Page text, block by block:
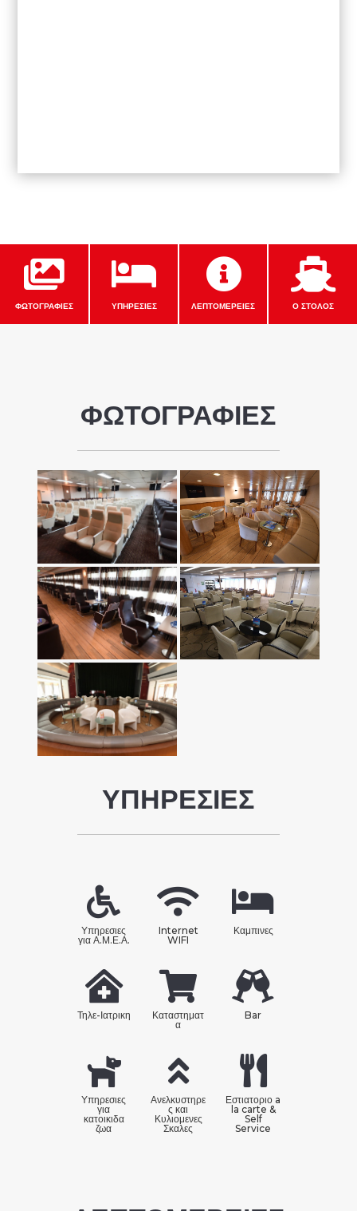

ΦΩΤΟΓΡΑΦΙΕΣ

ΥΠΗΡΕΣΙΕΣ

ΛΕΠΤΟΜΕΡΕΙΕΣ

Ο ΣΤΟΛΟΣ
ΦΩΤΟΓΡΑΦΙΕΣ
ΥΠΗΡΕΣΙΕΣ
Υπηρεσιες
για Α.Μ.Ε.Α.
Internet
WIFI
Καμπινες
Τηλε-Ιατρικη
Καταστηματ
α
Bar
Υπηρεσιες
για
κατοικιδα
ζωα
Ανελκυστηρε
ς και
Κυλιομενες
Σκαλες
Εστιατοριο a
la carte &
Self
Service